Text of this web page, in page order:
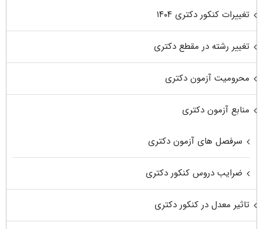
تغییرات کنکور دکتری ۱۴۰۴
تغییر رشته در مقطع دکتری
محرومیت آزمون دکتری
منابع آزمون دکتری
سرفصل های آزمون دکتری
ضرایب دروس کنکور دکتری
تاثیر معدل در کنکور دکتری